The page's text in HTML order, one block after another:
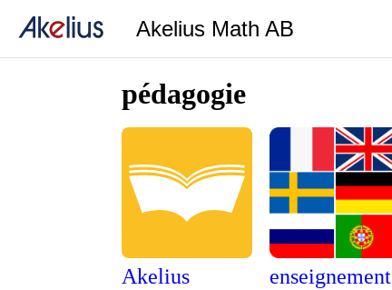
Akelius Math AB
pédagogie
Akelius
enseigne­ment